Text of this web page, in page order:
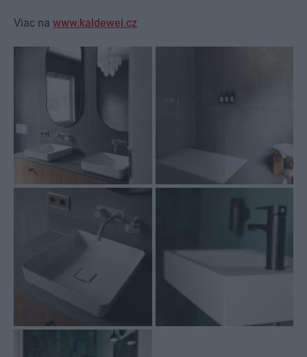
Viac na www.kaldewei.cz